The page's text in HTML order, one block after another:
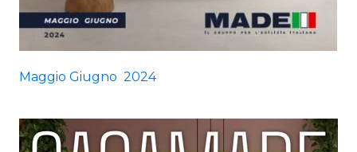
Maggio Giugno 2024